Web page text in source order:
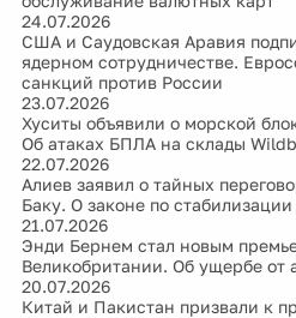
24.07.2026
США и Саудовская Аравия
ядерном сотрудничестве.
санкций против России
23.07.2026
Хуситы объявили о морской
Об атаках БПЛА на склады
22.07.2026
Алиев заявил о тайных
Баку. О законе по
21.07.2026
Энди Бернем стал новым
Великобритании. Об ущербе от
20.07.2026
Китай и Пакистан призвали к